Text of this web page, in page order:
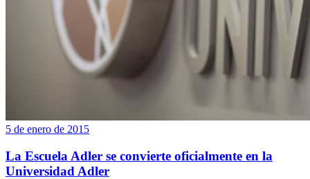
5 de enero de 2015
La Escuela Adler se convierte oficialmente en la
Universidad Adler